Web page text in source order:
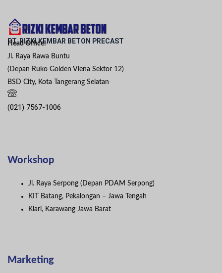
PT. RIZKI KEMBAR BETON PRECAST
Head Office:
Jl. Raya Rawa Buntu
(Depan Ruko Golden Viena Sektor 12)
BSD City, Kota Tangerang Selatan
(021) 7567-1006
Workshop
Jl. Raya Serpong (Depan PDAM Serpong)
KIT Batang, Pekalongan – Jawa Tengah
Klari, Karawang Jawa Barat
Marketing